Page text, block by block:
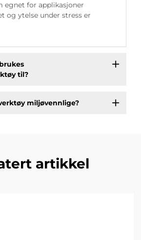
egnet for applikasjoner
og ytelse under stress er
til?
miljøvennlige?
artikkel